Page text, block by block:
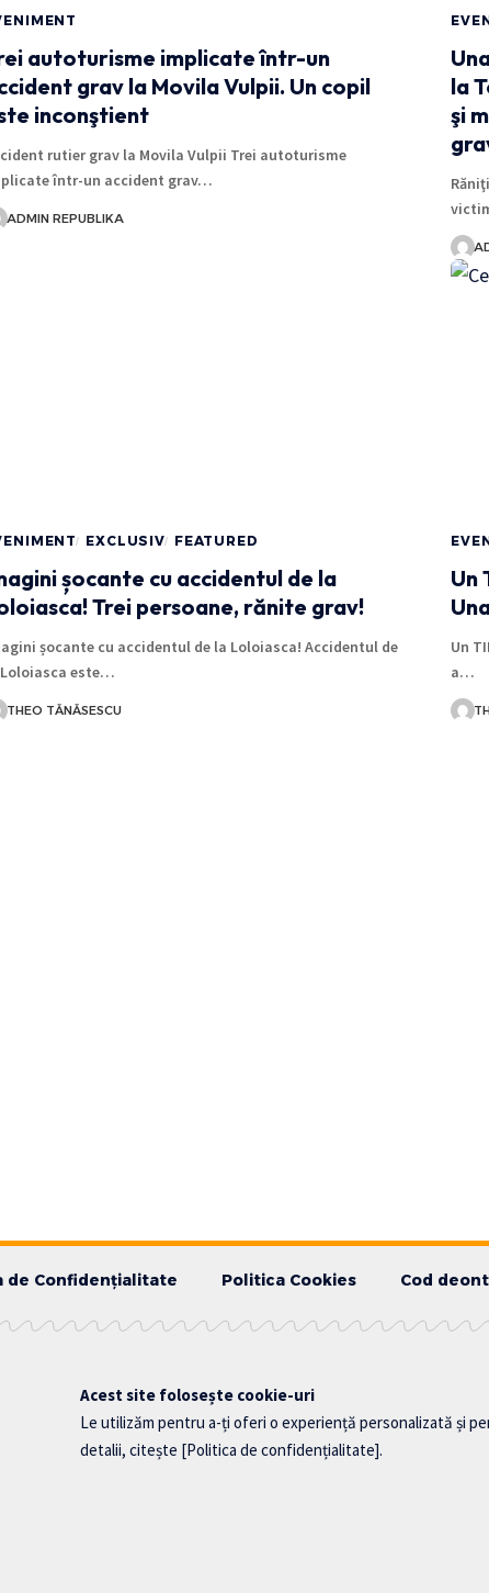
autoturisme implicate într-un
grav la Movila Vulpii. Un copil
inconştient
rutier grav la Movila Vulpii Trei autoturisme
într-un accident grav…
ADMIN REPUBLIKA
la
şi
EXCLUSIV FEATURED
șocante cu accidentul de la
Trei persoane, rănite grav!
șocante cu accidentul de la Loloiasca! Accidentul de
este…
THEO TĂNĂSESCU
Un
Un
a…
de Confidențialitate Politica Cookies Cod
Acest site folosește cookie-uri
Le utilizăm pentru a-ți oferi o experiență personalizată și
detalii, citește [Politica de confidențialitate].